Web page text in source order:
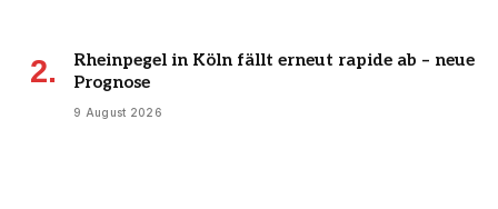
Rheinpegel in Köln fällt erneut rapide ab – neue
Prognose
9 August 2026